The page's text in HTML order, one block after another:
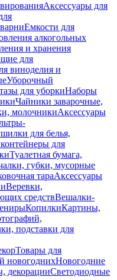
Аксессуары для
Емкости для
алкогольных
и хранения
для
виноделия и
Уборочный
для уборкиНаборы
Чайники заварочные,
молочникиАксессуары
для белья,
для
Туалетная бумага,
губки, мусорные
тараАксессуары
Веревки,
средствВешалки-
КопилкиКартины,
подставки для
Товары для
новогоднихНовогодние
декорацииСветодиодные